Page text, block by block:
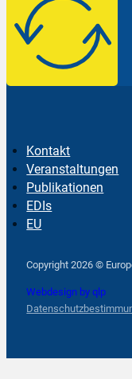
Kontakt
Veranstaltungen
Publikationen
EDIs
EU
Copyright 2026 ©
Webdesign by qlp